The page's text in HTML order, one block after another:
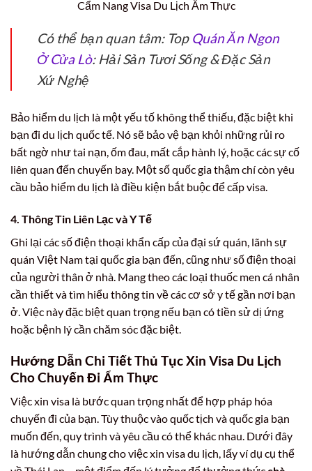
Cẩm Nang Visa Du Lịch Ẩm Thực
Có thể bạn quan tâm: Top Quán Ăn Ngon
Ở Cửa Lò: Hải Sản Tươi Sống & Đặc Sản
Xứ Nghệ
Bảo hiểm du lịch là một yếu tố không thể thiếu, đặc biệt khi
bạn đi du lịch quốc tế. Nó sẽ bảo vệ bạn khỏi những rủi ro
bất ngờ như tai nạn, ốm đau, mất cắp hành lý, hoặc các sự cố
liên quan đến chuyến bay. Một số quốc gia thậm chí còn yêu
cầu bảo hiểm du lịch là điều kiện bắt buộc để cấp visa.
4. Thông Tin Liên Lạc và Y Tế
Ghi lại các số điện thoại khẩn cấp của đại sứ quán, lãnh sự
quán Việt Nam tại quốc gia bạn đến, cũng như số điện thoại
của người thân ở nhà. Mang theo các loại thuốc men cá nhân
cần thiết và tìm hiểu thông tin về các cơ sở y tế gần nơi bạn
ở. Việc này đặc biệt quan trọng nếu bạn có tiền sử dị ứng
hoặc bệnh lý cần chăm sóc đặc biệt.
Hướng Dẫn Chi Tiết Thủ Tục Xin Visa Du Lịch
Cho Chuyến Đi Ẩm Thực
Việc xin visa là bước quan trọng nhất để hợp pháp hóa
chuyến đi của bạn. Tùy thuộc vào quốc tịch và quốc gia bạn
muốn đến, quy trình và yêu cầu có thể khác nhau. Dưới đây
là hướng dẫn chung cho việc xin visa du lịch, lấy ví dụ cụ thể